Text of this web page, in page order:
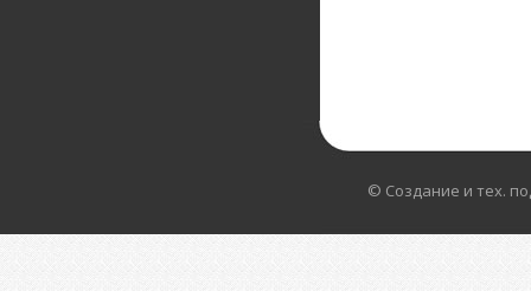
© Создание и тех.